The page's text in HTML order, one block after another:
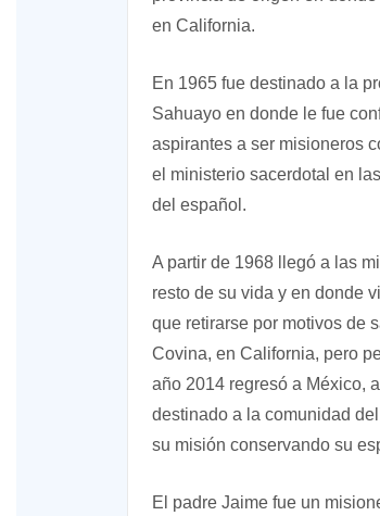
en California.
En 1965 fue destinado a la
Sahuayo en donde le fue
aspirantes a ser misioneros
el ministerio sacerdotal en
del español.
A partir de 1968 llegó a las
resto de su vida y en donde
que retirarse por motivos de
Covina, en California, pero
año 2014 regresó a México,
destinado a la comunidad
su misión conservando su
El padre Jaime fue un